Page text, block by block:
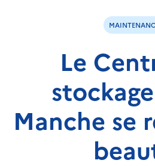
Le
Manche se